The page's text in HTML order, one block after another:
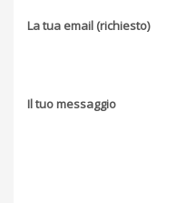
La tua email (richiesto)
Il tuo messaggio